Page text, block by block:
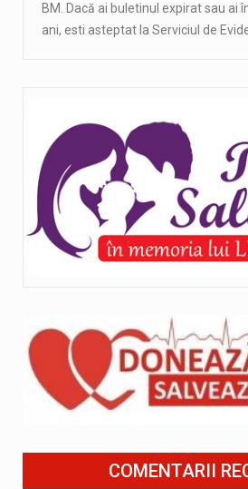
BM. Dacă ai buletinul expirat sau ai
ani, esti asteptat la Serviciul de
COMENTARII